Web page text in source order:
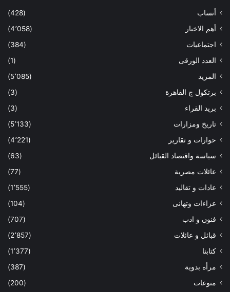
أنساب
(428)
أهم الاخبار
(4٬058)
اجتماعيات
(384)
العدد الورقى
(1)
المزيد
(5٬085)
برتكول ج القاهرة
(3)
بريد القراء
(3)
تاريخ ومزارات
(5٬133)
حوارات و تقارير
(4٬221)
سياسة واقتصاد القبائل
(63)
عائلات مصرية
(77)
عادات و تقاليد
(1٬555)
عزاءات وتهانى
(104)
فنون و ادب
(707)
قبائل و عائلات
(2٬857)
كتابنا
(1٬377)
مرأه بدوية
(387)
منوعات
(200)